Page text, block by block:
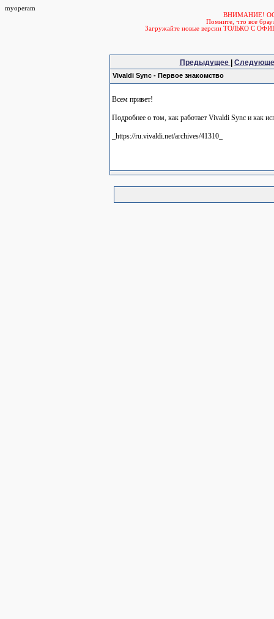
myoperam
ВНИМАНИЕ!
Помните, что все
Загружайте новые версии ТОЛЬКО С
Предыдущее
Vivaldi Sync - Первое знакомство
Всем привет!
Подробнее о том, как работает Vivaldi Sync и как
_https://ru.vivaldi.net/archives/41310_